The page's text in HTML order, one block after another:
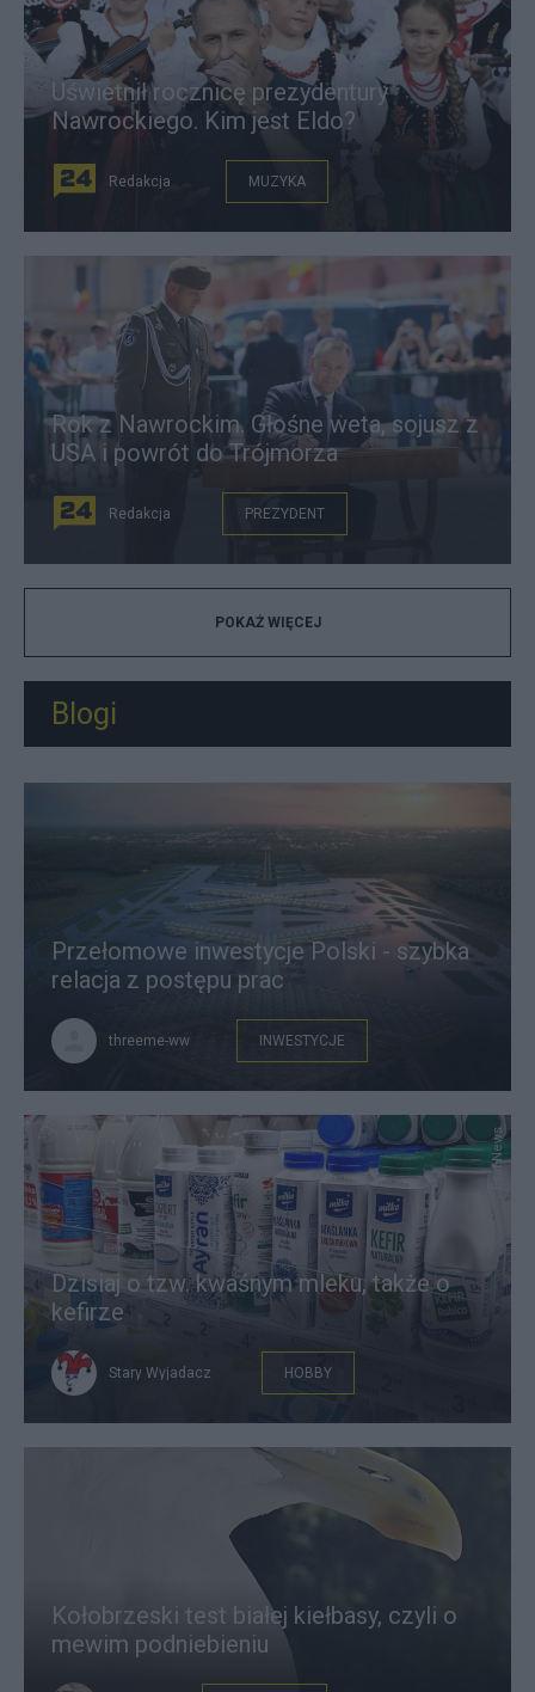
Uświetnił rocznicę prezydentury
Nawrockiego. Kim jest Eldo?
Redakcja MUZYKA
Rok z Nawrockim. Głośne weta, sojusz z
USA i powrót do Trójmorza
Redakcja PREZYDENT
POKAŻ WIĘCEJ
Blogi
Przełomowe inwestycje Polski - szybka
relacja z postępu prac
threeme-ww INWESTYCJE
East News
Dzisiaj o tzw. kwaśnym mleku, także o
kefirze
Stary Wyjadacz HOBBY
Kołobrzeski test białej kiełbasy, czyli o
mewim podniebieniu